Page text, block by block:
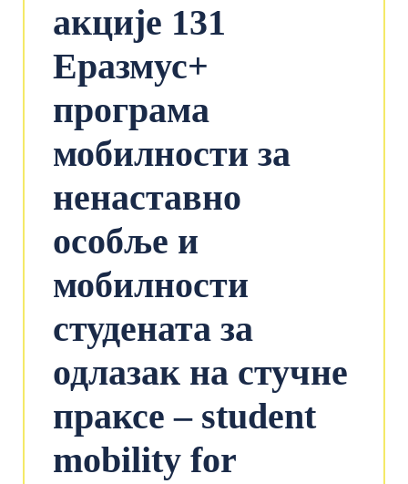
акције 131
Еразмус+
програма
мобилности за
ненаставно
особље и
мобилности
студената за
одлазак на стучне
праксе – student
mobility for